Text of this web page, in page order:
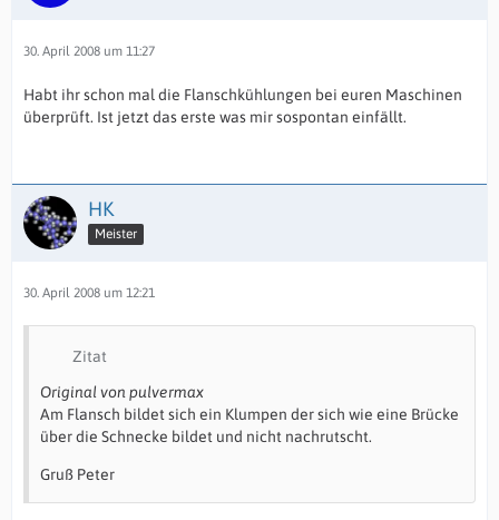
30. April 2008 um 11:27
Habt ihr schon mal die Flanschkühlungen bei euren Maschinen
überprüft. Ist jetzt das erste was mir sospontan einfällt.
HK
Meister
30. April 2008 um 12:21
Zitat
Original von pulvermax
Am Flansch bildet sich ein Klumpen der sich wie eine Brücke
über die Schnecke bildet und nicht nachrutscht.
Gruß Peter